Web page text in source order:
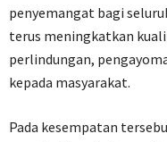
penyemangat bagi
terus meningkatkan
perlindungan,
kepada masyarakat.
Pada kesempatan